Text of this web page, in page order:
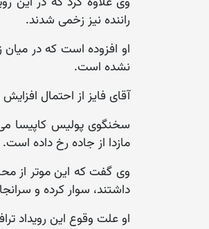
راننده نیز زخمی شدند.
او افزوده است که در میان
نشده است.
آقای فایز از احتمال
سخنگوی پولیس کاپیسا
مازدا از جاده رخ داده است.
وی گفت که این موتر از
داشتند، سوار کرده و
او علت وقوع این رویداد